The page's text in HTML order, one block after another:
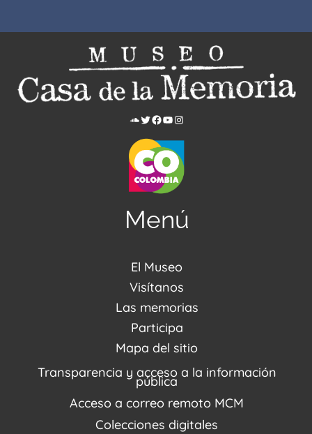
Menú
El Museo
Acerca de nosotros
Noticias
PQRSDF
Visítanos
Visítanos
Reserva tus espacios
Agenda / Programación
Recorridos Virtuales
Las memorias
Centro de Recursos
Repositorio (MUSEO / CASA / MEMORIA)
Narrativas del conflicto
Proyectos
Enlaces de memorias
Fondo Editorial
Participa
Estímulos
Mapa del sitio
Transparencia y acceso a la información
pública
Acceso a correo remoto MCM
Colecciones digitales